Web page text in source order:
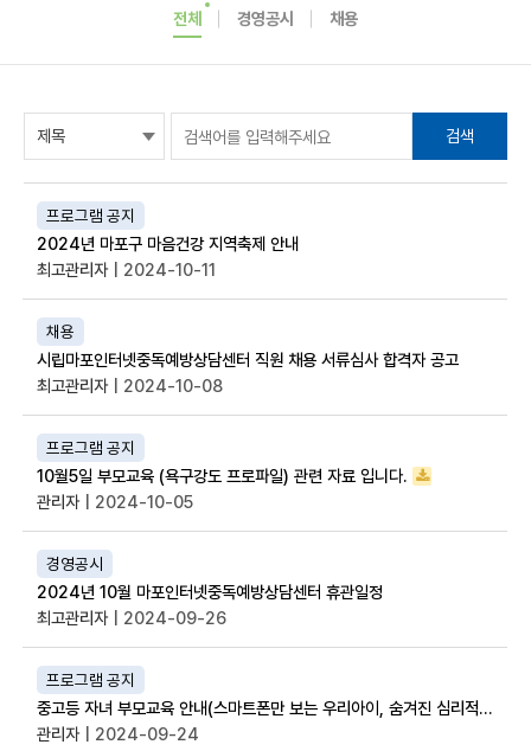
전체 경영공시 채용
검색
프로그램 공지
2024년 마포구 마음건강 지역축제 안내
최고관리자 | 2024-10-11
채용
시립마포인터넷중독예방상담센터 직원 채용 서류심사 합격자 공고
최고관리자 | 2024-10-08
프로그램 공지
10월5일 부모교육 (욕구강도 프로파일) 관련 자료 입니다.
관리자 | 2024-10-05
경영공시
2024년 10월 마포인터넷중독예방상담센터 휴관일정
최고관리자 | 2024-09-26
프로그램 공지
중고등 자녀 부모교육 안내(스마트폰만 보는 우리아이, 숨겨진 심리적 욕구는 무엇?)
관리자 | 2024-09-24